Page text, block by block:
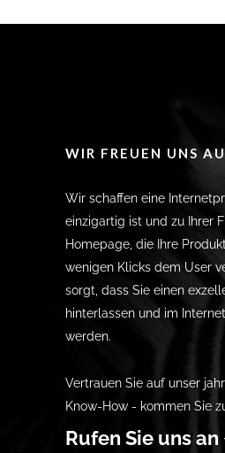
WIR FREUEN UNS
Wir schaffen eine
einzigartig ist und zu Ihrer
Homepage, die Ihre
wenigen Klicks dem User
sorgt, dass Sie einen
hinterlassen und im
werden.
Vertrauen Sie auf unser
Know-How - kommen Sie
Rufen Sie uns an